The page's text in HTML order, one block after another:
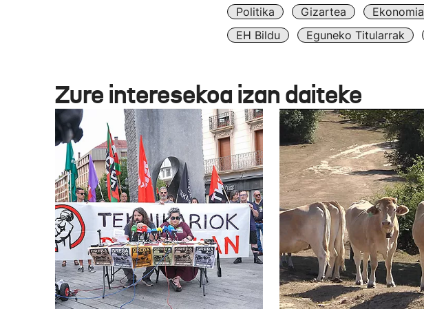
Politika Gizartea Ekonomia
EH Bildu
Eguneko Titularrak
Zure interesekoa izan daiteke